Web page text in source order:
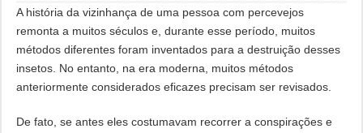
A história da vizinhança de uma pessoa com percevejos
remonta a muitos séculos e, durante esse período, muitos
métodos diferentes foram inventados para a destruição desses
insetos. No entanto, na era moderna, muitos métodos
anteriormente considerados eficazes precisam ser revisados.
De fato, se antes eles costumavam recorrer a conspirações e